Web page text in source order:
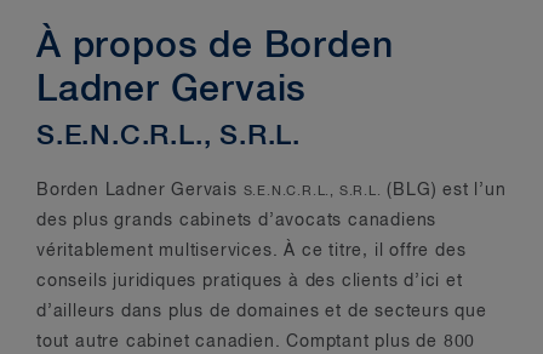
À propos de Borden
Ladner Gervais
S.E.N.C.R.L., S.R.L.
Borden Ladner Gervais S.E.N.C.R.L., S.R.L. (BLG) est l’un
des plus grands cabinets d’avocats canadiens
véritablement multiservices. À ce titre, il offre des
conseils juridiques pratiques à des clients d’ici et
d’ailleurs dans plus de domaines et de secteurs que
tout autre cabinet canadien. Comptant plus de 800